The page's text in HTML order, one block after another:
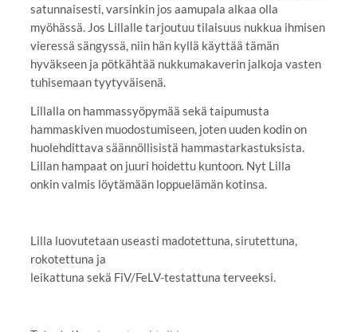
satunnaisesti, varsinkin jos aamupala alkaa olla
myöhässä. Jos Lillalle tarjoutuu tilaisuus nukkua ihmisen
vieressä sängyssä, niin hän kyllä käyttää tämän
hyväkseen ja pötkähtää nukkumakaverin jalkoja vasten
tuhisemaan tyytyväisenä.
Lillalla on hammassyöpymää sekä taipumusta
hammaskiven muodostumiseen, joten uuden kodin on
huolehdittava säännöllisistä hammastarkastuksista.
Lillan hampaat on juuri hoidettu kuntoon. Nyt Lilla
onkin valmis löytämään loppuelämän kotinsa.
Lilla luovutetaan useasti madotettuna, sirutettuna,
rokotettuna ja
leikattuna sekä FiV/FeLV-testattuna terveeksi.